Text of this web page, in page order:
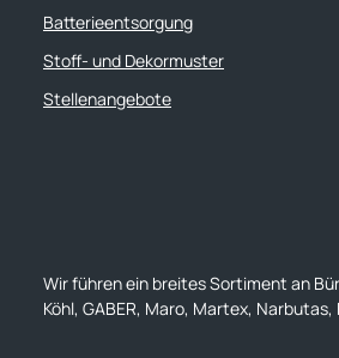
Batterieentsorgung
Stoff- und Dekormuster
Stellenangebote
Wir führen ein breites Sortiment an
Köhl, GABER, Maro, Martex,